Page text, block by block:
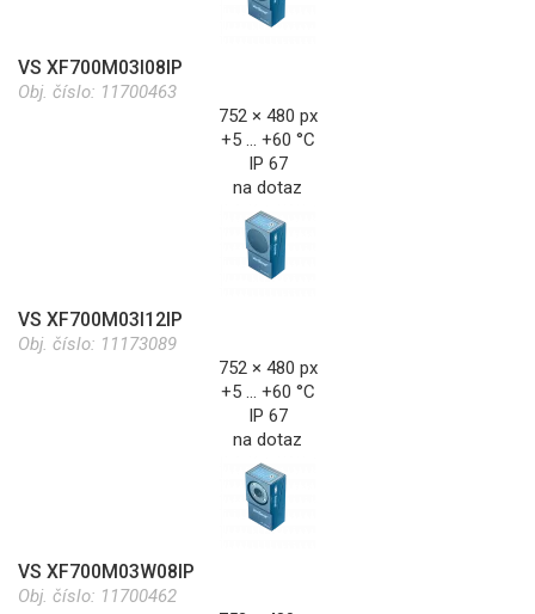
VS XF700M03I08IP
Obj. číslo: 11700463
752 × 480 px
+5 … +60 °C
IP 67
na dotaz
VS XF700M03I12IP
Obj. číslo: 11173089
752 × 480 px
+5 … +60 °C
IP 67
na dotaz
VS XF700M03W08IP
Obj. číslo: 11700462